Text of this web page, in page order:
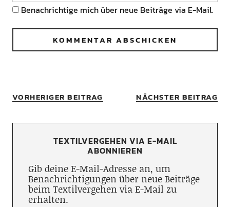
Benachrichtige mich über neue Beiträge via E-Mail.
VORHERIGER BEITRAG NÄCHSTER BEITRAG
TEXTILVERGEHEN VIA E-MAIL
ABONNIEREN
Gib deine E-Mail-Adresse an, um
Benachrichtigungen über neue Beiträge
beim Textilvergehen via E-Mail zu
erhalten.